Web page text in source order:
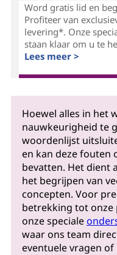
Word gratis lid en
Profiteer van
levering*. Onze
staan klaar om u te
Lees meer >
Hoewel alles in het
nauwkeurigheid te
woordenlijst
en kan deze fouten
bevatten. Het dient
het begrijpen van
concepten. Voor
betrekking tot onze
onze speciale
waar ons team
eventuele vragen